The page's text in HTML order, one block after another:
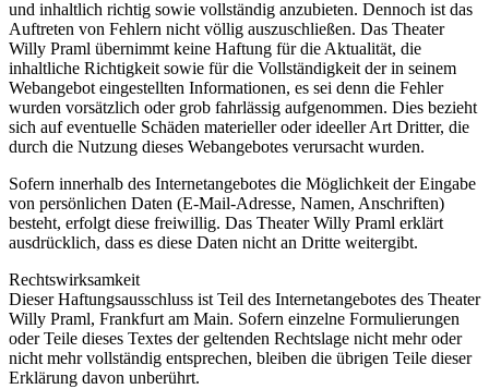
und inhaltlich richtig sowie vollständig anzubieten. Dennoch ist das
Auftreten von Fehlern nicht völlig auszuschließen. Das Theater
Willy Praml übernimmt keine Haftung für die Aktualität, die
inhaltliche Richtigkeit sowie für die Vollständigkeit der in seinem
Webangebot eingestellten Informationen, es sei denn die Fehler
wurden vorsätzlich oder grob fahrlässig aufgenommen. Dies bezieht
sich auf eventuelle Schäden materieller oder ideeller Art Dritter, die
durch die Nutzung dieses Webangebotes verursacht wurden.
Sofern innerhalb des Internetangebotes die Möglichkeit der Eingabe
von persönlichen Daten (E-Mail-Adresse, Namen, Anschriften)
besteht, erfolgt diese freiwillig. Das Theater Willy Praml erklärt
ausdrücklich, dass es diese Daten nicht an Dritte weitergibt.
Rechtswirksamkeit
Dieser Haftungsausschluss ist Teil des Internetangebotes des Theater
Willy Praml, Frankfurt am Main. Sofern einzelne Formulierungen
oder Teile dieses Textes der geltenden Rechtslage nicht mehr oder
nicht mehr vollständig entsprechen, bleiben die übrigen Teile dieser
Erklärung davon unberührt.